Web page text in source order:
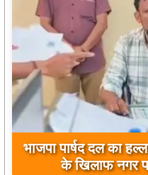
किसानों को बड़ी राहत:
कुकदा पिकअप